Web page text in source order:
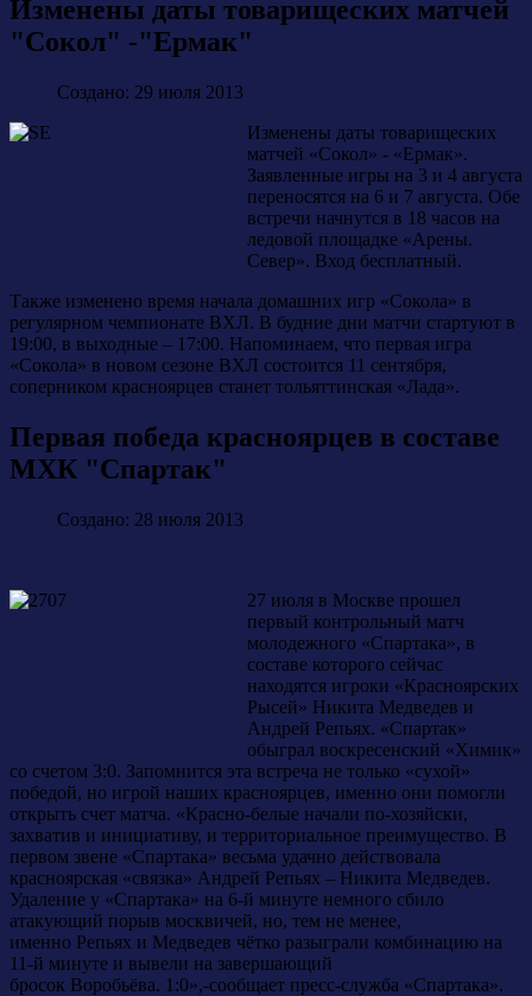
Изменены даты товарищеских матчей
"Сокол" -"Ермак"
Создано: 29 июля 2013
Изменены даты товарищеских
матчей «Сокол» - «Ермак».
Заявленные игры на 3 и 4 августа
переносятся на 6 и 7 августа. Обе
встречи начнутся в 18 часов на
ледовой площадке «Арены.
Север». Вход бесплатный.
Также изменено время начала домашних игр «Сокола» в
регулярном чемпионате ВХЛ. В будние дни матчи стартуют в
19:00, в выходные – 17:00. Напоминаем, что первая игра
«Сокола» в новом сезоне ВХЛ состоится 11 сентября,
соперником красноярцев станет тольяттинская «Лада».
Первая победа красноярцев в составе
МХК "Спартак"
Создано: 28 июля 2013
27 июля в Москве прошел
первый контрольный матч
молодежного «Спартака», в
составе которого сейчас
находятся игроки «Красноярских
Рысей» Никита Медведев и
Андрей Репьях. «Спартак»
обыграл воскресенский «Химик»
со счетом 3:0. Запомнится эта встреча не только «сухой»
победой, но игрой наших красноярцев, именно они помогли
открыть счет матча. «Красно-белые начали по-хозяйски,
захватив и инициативу, и территориальное преимущество. В
первом звене «Спартака» весьма удачно действовала
красноярская «связка» Андрей Репьях – Никита Медведев.
Удаление у «Спартака» на 6-й минуте немного сбило
атакующий порыв москвичей, но, тем не менее,
именно Репьях и Медведев чётко разыграли комбинацию на
11-й минуте и вывели на завершающий
бросок Воробьёва. 1:0»,-сообщает пресс-служба «Спартака».